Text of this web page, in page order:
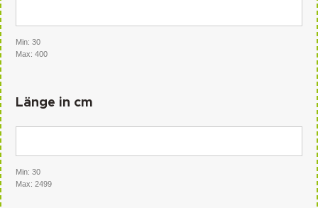
Min: 30
Max: 400
Länge in cm
Min: 30
Max: 2499